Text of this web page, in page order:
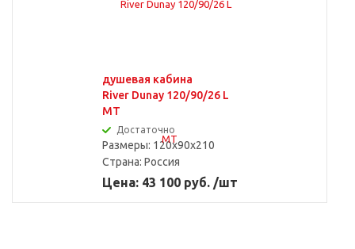
душевая кабина
River Dunay 120/90/26 L
MT
Достаточно
Размеры: 120x90x210
Страна: Россия
Цена: 43 100 руб. /шт